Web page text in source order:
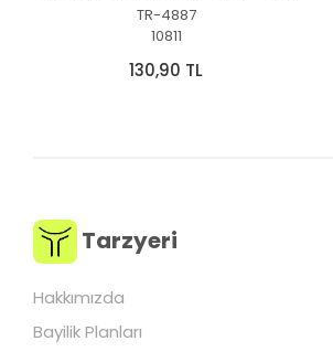
TR-4887
10811
130,90 TL
Tarzyeri
Hakkımızda
Bayilik Planları